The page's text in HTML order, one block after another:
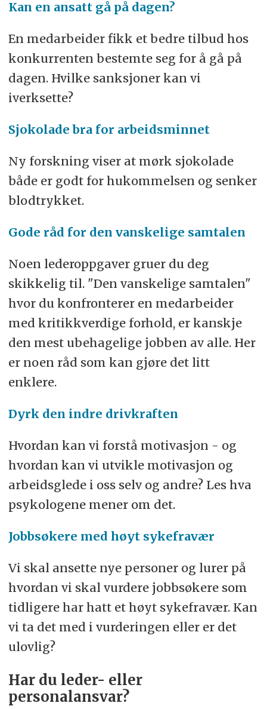
Kan en ansatt gå på dagen?
En medarbeider fikk et bedre tilbud hos
konkurrenten bestemte seg for å gå på
dagen. Hvilke sanksjoner kan vi
iverksette?
Sjokolade bra for arbeidsminnet
Ny forskning viser at mørk sjokolade
både er godt for hukommelsen og senker
blodtrykket.
Gode råd for den vanskelige samtalen
Noen lederoppgaver gruer du deg
skikkelig til. "Den vanskelige samtalen"
hvor du konfronterer en medarbeider
med kritikkverdige forhold, er kanskje
den mest ubehagelige jobben av alle. Her
er noen råd som kan gjøre det litt
enklere.
Dyrk den indre drivkraften
Hvordan kan vi forstå motivasjon - og
hvordan kan vi utvikle motivasjon og
arbeidsglede i oss selv og andre? Les hva
psykologene mener om det.
Jobbsøkere med høyt sykefravær
Vi skal ansette nye personer og lurer på
hvordan vi skal vurdere jobbsøkere som
tidligere har hatt et høyt sykefravær. Kan
vi ta det med i vurderingen eller er det
ulovlig?
Har du leder- eller
personalansvar?